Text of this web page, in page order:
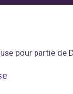
pour partie de